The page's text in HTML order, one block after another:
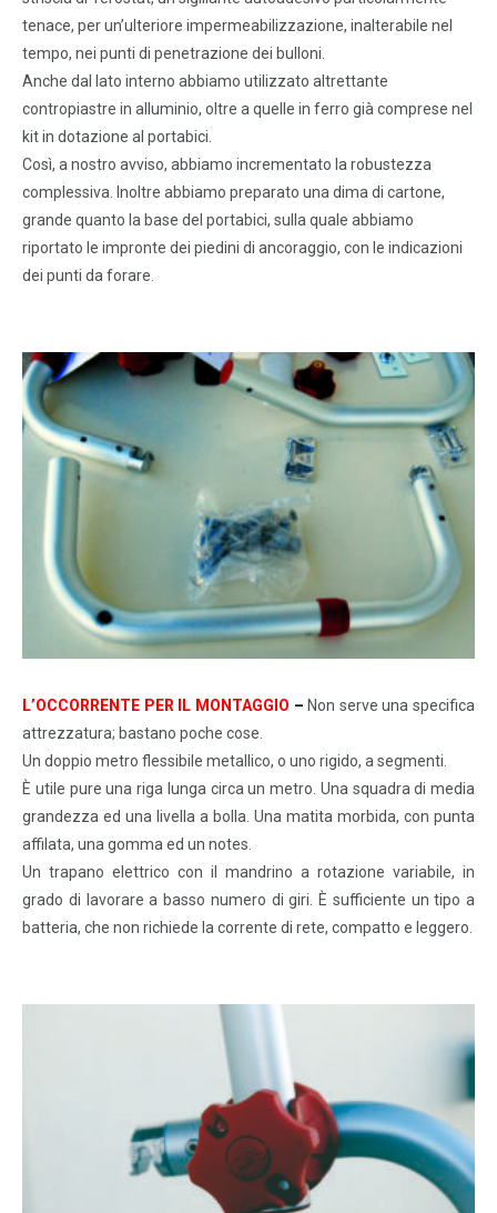
tenace, per un’ulteriore impermeabilizzazione, inalterabile nel
tempo, nei punti di penetrazione dei bulloni.
Anche dal lato interno abbiamo utilizzato altrettante
contropiastre in alluminio, oltre a quelle in ferro già comprese nel
kit in dotazione al portabici.
Così, a nostro avviso, abbiamo incrementato la robustezza
complessiva. Inoltre abbiamo preparato una dima di cartone,
grande quanto la base del portabici, sulla quale abbiamo
riportato le impronte dei piedini di ancoraggio, con le indicazioni
dei punti da forare.
L’OCCORRENTE PER IL MONTAGGIO – Non serve una specifica
attrezzatura; bastano poche cose.
Un doppio metro flessibile metallico, o uno rigido, a segmenti.
È utile pure una riga lunga circa un metro. Una squadra di media
grandezza ed una livella a bolla. Una matita morbida, con punta
affilata, una gomma ed un notes.
Un trapano elettrico con il mandrino a rotazione variabile, in
grado di lavorare a basso numero di giri. È sufficiente un tipo a
batteria, che non richiede la corrente di rete, compatto e leggero.